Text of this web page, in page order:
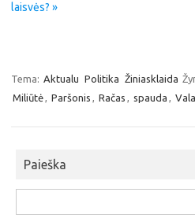
laisvės? »
Tema: Aktualu Politika Žiniasklaida
Miliūtė, Paršonis , Račas , spauda ,
Paieška